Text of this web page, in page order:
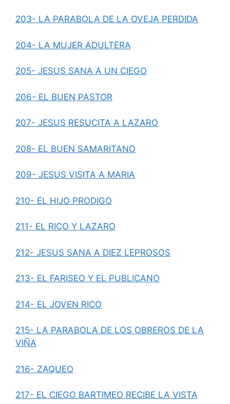
203- LA PARABOLA DE LA OVEJA PERDIDA
204- LA MUJER ADULTERA
205- JESUS SANA A UN CIEGO
206- EL BUEN PASTOR
207- JESUS RESUCITA A LAZARO
208- EL BUEN SAMARITANO
209- JESUS VISITA A MARIA
210- EL HIJO PRODIGO
211- EL RICO Y LAZARO
212- JESUS SANA A DIEZ LEPROSOS
213- EL FARISEO Y EL PUBLICANO
214- EL JOVEN RICO
215- LA PARABOLA DE LOS OBREROS DE LA
VIÑA
216- ZAQUEO
217- EL CIEGO BARTIMEO RECIBE LA VISTA